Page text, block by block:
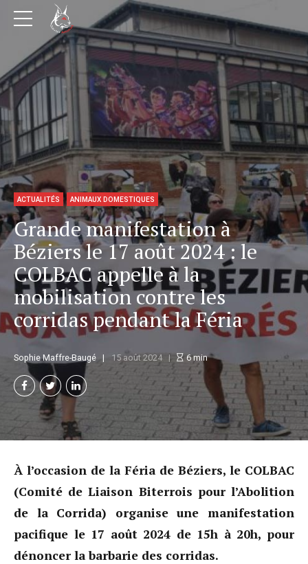
ACTUALITÉS ANIMAUX DOMESTIQUES
Grande manifestation à
Béziers le 17 août 2024 : le
COLBAC appelle à la
mobilisation contre les
corridas pendant la Féria
Sophie Maffre-Baugé 15 août 2024 6min
À l’occasion de la Féria de Béziers, le COLBAC
(Comité de Liaison Biterrois pour l’Abolition
de la Corrida) organise une manifestation
pacifique le 17 août 2024 de 15h à 20h, pour
dénoncer la barbarie des corridas.